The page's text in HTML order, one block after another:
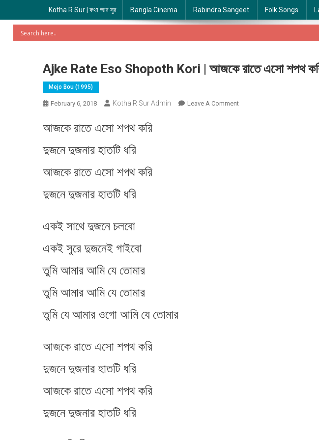
Kotha R Sur | কথা আর সুর Bangla Cinema Rabindra Sangeet Folk Songs
Ajke Rate Eso Shopoth Kori | আজকে রাতে এসো শপথ
Mejo Bou (1995)
February 6, 2018 Kotha R Sur Admin Leave A CommentOn
আজকে রাতে এসো শপথ করি
দুজনে দুজনার হাতটি ধরি
আজকে রাতে এসো শপথ করি
দুজনে দুজনার হাতটি ধরি
একই সাথে দুজনে চলবো
একই সুরে দুজনেই গাইবো
তুমি আমার আমি যে তোমার
তুমি আমার আমি যে তোমার
তুমি যে আমার ওগো আমি যে তোমার
আজকে রাতে এসো শপথ করি
দুজনে দুজনার হাতটি ধরি
আজকে রাতে এসো শপথ করি
দুজনে দুজনার হাতটি ধরি